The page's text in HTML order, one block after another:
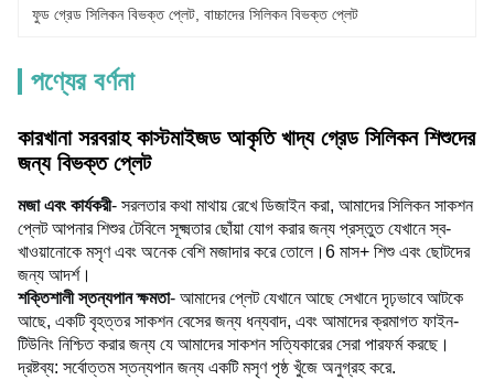
ফুড গ্রেড সিলিকন বিভক্ত প্লেট বাচ্চাদের সিলিকন বিভক্ত প্লেট
পণ্যের বর্ণনা
কারখানা সরবরাহ কাস্টমাইজড আকৃতি খাদ্য গ্রেড সিলিকন শিশুদের
জন্য বিভক্ত প্লেট
মজা এবং কার্যকরী- সরলতার কথা মাথায় রেখে ডিজাইন করা, আমাদের সিলিকন সাকশন
প্লেট আপনার শিশুর টেবিলে সূক্ষ্মতার ছোঁয়া যোগ করার জন্য প্রস্তুত যেখানে স্ব-
খাওয়ানোকে মসৃণ এবং অনেক বেশি মজাদার করে তোলে। 6 মাস+ শিশু এবং ছোটদের
জন্য আদর্শ।
শক্তিশালী স্তন্যপান ক্ষমতা- আমাদের প্লেট যেখানে আছে সেখানে দৃঢ়ভাবে আটকে
আছে, একটি বৃহত্তর সাকশন বেসের জন্য ধন্যবাদ, এবং আমাদের ক্রমাগত ফাইন-
টিউনিং নিশ্চিত করার জন্য যে আমাদের সাকশন সত্যিকারের সেরা পারফর্ম করছে।
দ্রষ্টব্য: সর্বোত্তম স্তন্যপান জন্য একটি মসৃণ পৃষ্ঠ খুঁজে অনুগ্রহ করে.